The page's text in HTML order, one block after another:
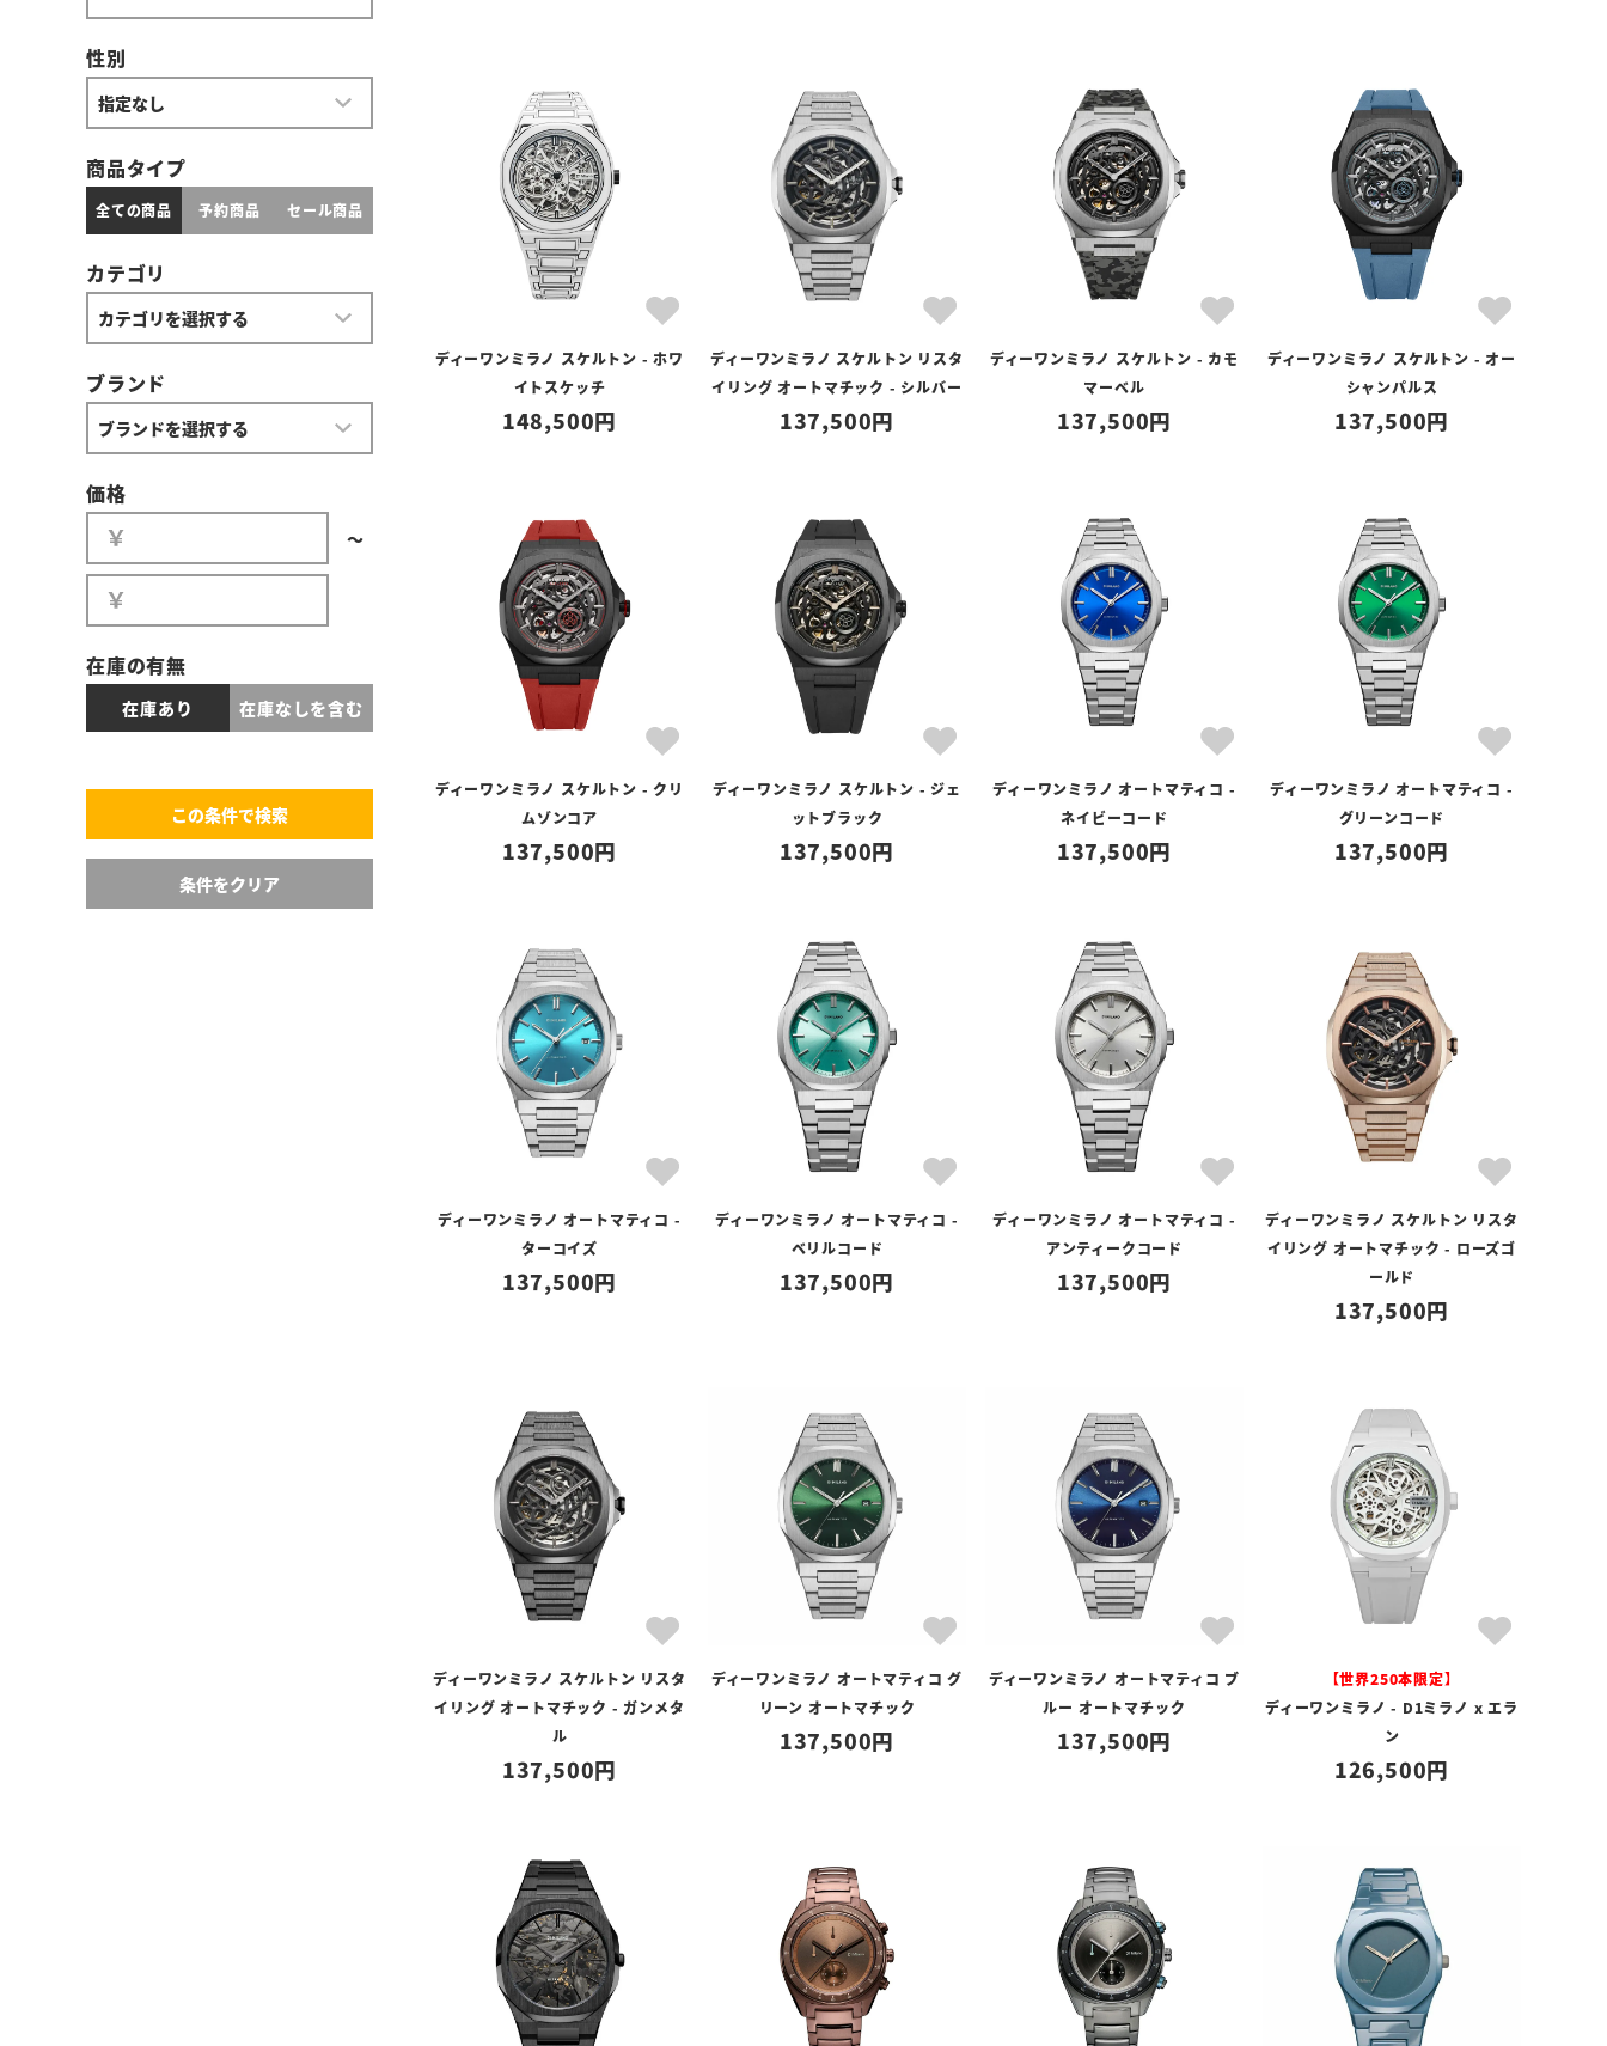
性別
商品タイプ
全ての商品 予約商品 セール商品
カテゴリ
ブランド
価格
〜
在庫の有無
在庫あり 在庫なしを含む
ディーワンミラノ スケルトン - ホワ
イトスケッチ
148,500
ディーワンミラノ スケルトン リスタ
イリング オートマチック - シルバー
137,500
ディーワンミラノ スケルトン - カモ
マーベル
137,500
ディーワンミラノ スケルトン - オー
シャンパルス
137,500
ディーワンミラノ スケルトン - クリ
ムゾンコア
137,500
ディーワンミラノ スケルトン - ジェ
ットブラック
137,500
ディーワンミラノ オートマティコ -
ネイビーコード
137,500
ディーワンミラノ オートマティコ -
グリーンコード
137,500
ディーワンミラノ オートマティコ -
ターコイズ
137,500
ディーワンミラノ オートマティコ -
ベリルコード
137,500
ディーワンミラノ オートマティコ -
アンティークコード
137,500
ディーワンミラノ スケルトン リスタ
イリング オートマチック - ローズゴ
ールド
137,500
ディーワンミラノ スケルトン リスタ
イリング オートマチック - ガンメタ
ル
137,500
ディーワンミラノ オートマティコ グ
リーン オートマチック
137,500
ディーワンミラノ オートマティコ ブ
ルー オートマチック
137,500
【世界250本限定】
ディーワンミラノ - D1ミラノ x エラ
ン
126,500